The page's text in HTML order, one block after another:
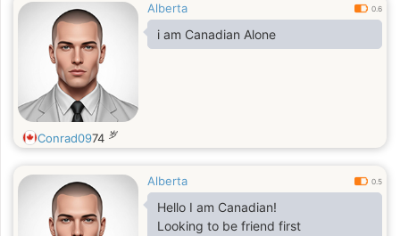
Alberta 0.6
i am Canadian Alone
Conrad0974 岁
Alberta 0.5
Hello I am Canadian!
Looking to be friend first